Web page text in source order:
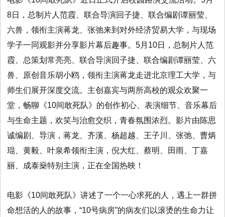
8日，总制片人范霞、联合导演回子捷、联合编剧谭丽莹、
六兽，领衔主演蒋龙、张弛来到对外经济贸易大学，与现场
学子一同观影并分享影片幕后趣事。5月10日，总制片人范
霞、总策划常亮亮、联合导演回子捷、联合编剧谭丽莹、六
兽、原创音乐胡小鸥，领衔主演蒋龙走进北京理工大学，与
师生们展开深度交流。主创嘉宾与两所高校的观众欢聚一
堂，畅聊《10间敢死队》的创作初心、表演细节、音乐幕后
与生命主题，欢笑与治愈交织，青春氛围浓烈。影片由陈思
诚编剧、导演，蒋龙、齐溪、杨超越、王子川、张弛、曹炳
琨、黄毅、叶泉希领衔主演，倪大红、蔡明、田雨、丁嘉
丽、成泰燊特别主演，正在全国热映！
电影《10间敢死队》讲述了一个一心求死的人，遇上一群拼
命想活的人的故事，“10号病房”的病友们以滚烫的生命力让